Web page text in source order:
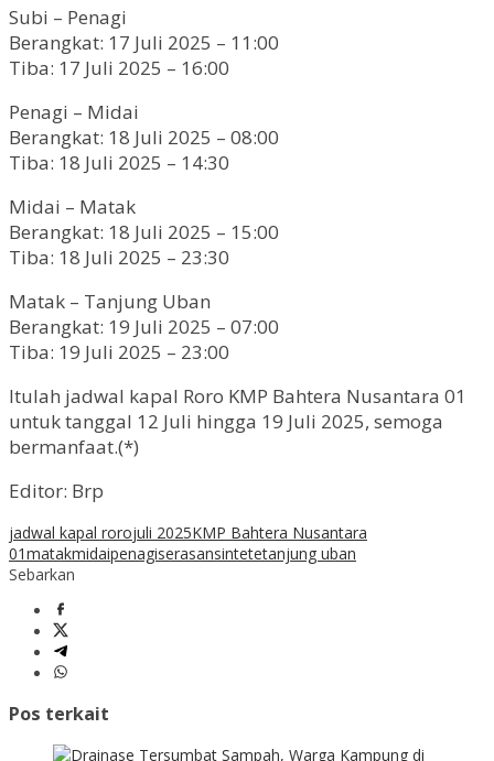
Subi – Penagi
Berangkat: 17 Juli 2025 – 11:00
Tiba: 17 Juli 2025 – 16:00
Penagi – Midai
Berangkat: 18 Juli 2025 – 08:00
Tiba: 18 Juli 2025 – 14:30
Midai – Matak
Berangkat: 18 Juli 2025 – 15:00
Tiba: 18 Juli 2025 – 23:30
Matak – Tanjung Uban
Berangkat: 19 Juli 2025 – 07:00
Tiba: 19 Juli 2025 – 23:00
Itulah jadwal kapal Roro KMP Bahtera Nusantara 01
untuk tanggal 12 Juli hingga 19 Juli 2025, semoga
bermanfaat.(*)
Editor: Brp
jadwal kapal rorojuli 2025KMP Bahtera Nusantara
01matakmidaipenagiserasansintetetanjung uban
Sebarkan
Pos terkait